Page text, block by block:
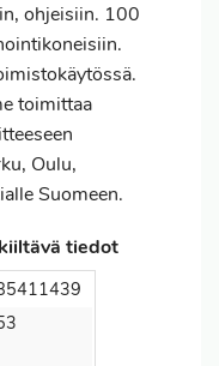
ohjeisiin. 100
toimittaa
Oulu,
Suomeen.
tiedot